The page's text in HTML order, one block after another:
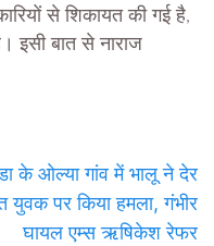
से शिकायत की गई है,
इसी बात से नाराज
के ओल्या गांव में भालू ने देर
युवक पर किया हमला, गंभीर
घायल एम्स ऋषिकेश रेफर